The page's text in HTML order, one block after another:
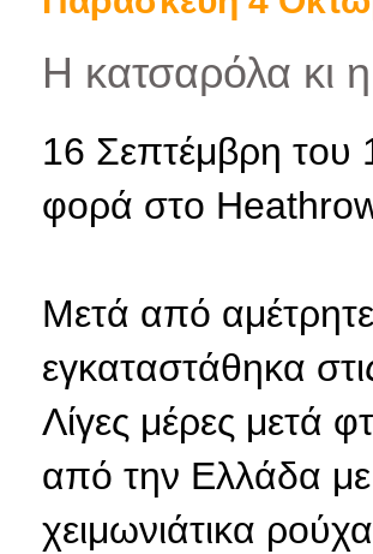
Η κατσαρόλα κι
16 Σεπτέμβρη
φορά στο
Μετά από
εγκαταστάθηκα
Λίγες μέρες μετά
από την Ελλάδα
χειμωνιάτικα